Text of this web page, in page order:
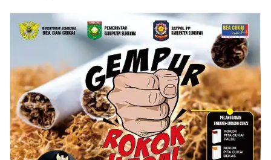
Perubahan Resmi
Diluncurkan